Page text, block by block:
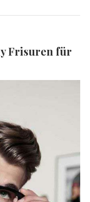
Frisuren für